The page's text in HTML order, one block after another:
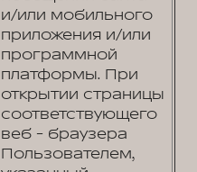
и/или мобильного
приложения и/или
программной
платформы. При
открытии страницы
соответствующего
веб - браузера
Пользователем,